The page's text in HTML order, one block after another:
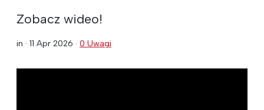
Zobacz wideo!
in · 11 Apr 2026 · 0 Uwagi